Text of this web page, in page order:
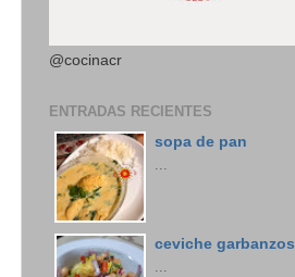
@cocinacr
ENTRADAS RECIENTES
sopa de pan
...
ceviche garbanzos
...